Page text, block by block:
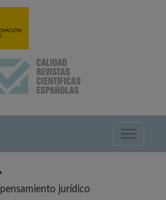
Toggle
pensamiento jurídico